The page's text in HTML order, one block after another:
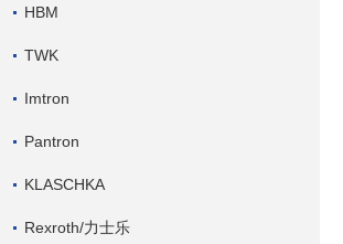
HBM
TWK
Imtron
Pantron
KLASCHKA
Rexroth/力士乐